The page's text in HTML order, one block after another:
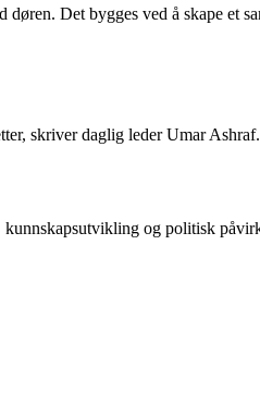
Det bygges ved å skape et
skriver daglig leder Umar Ashraf.
kunnskapsutvikling og politisk